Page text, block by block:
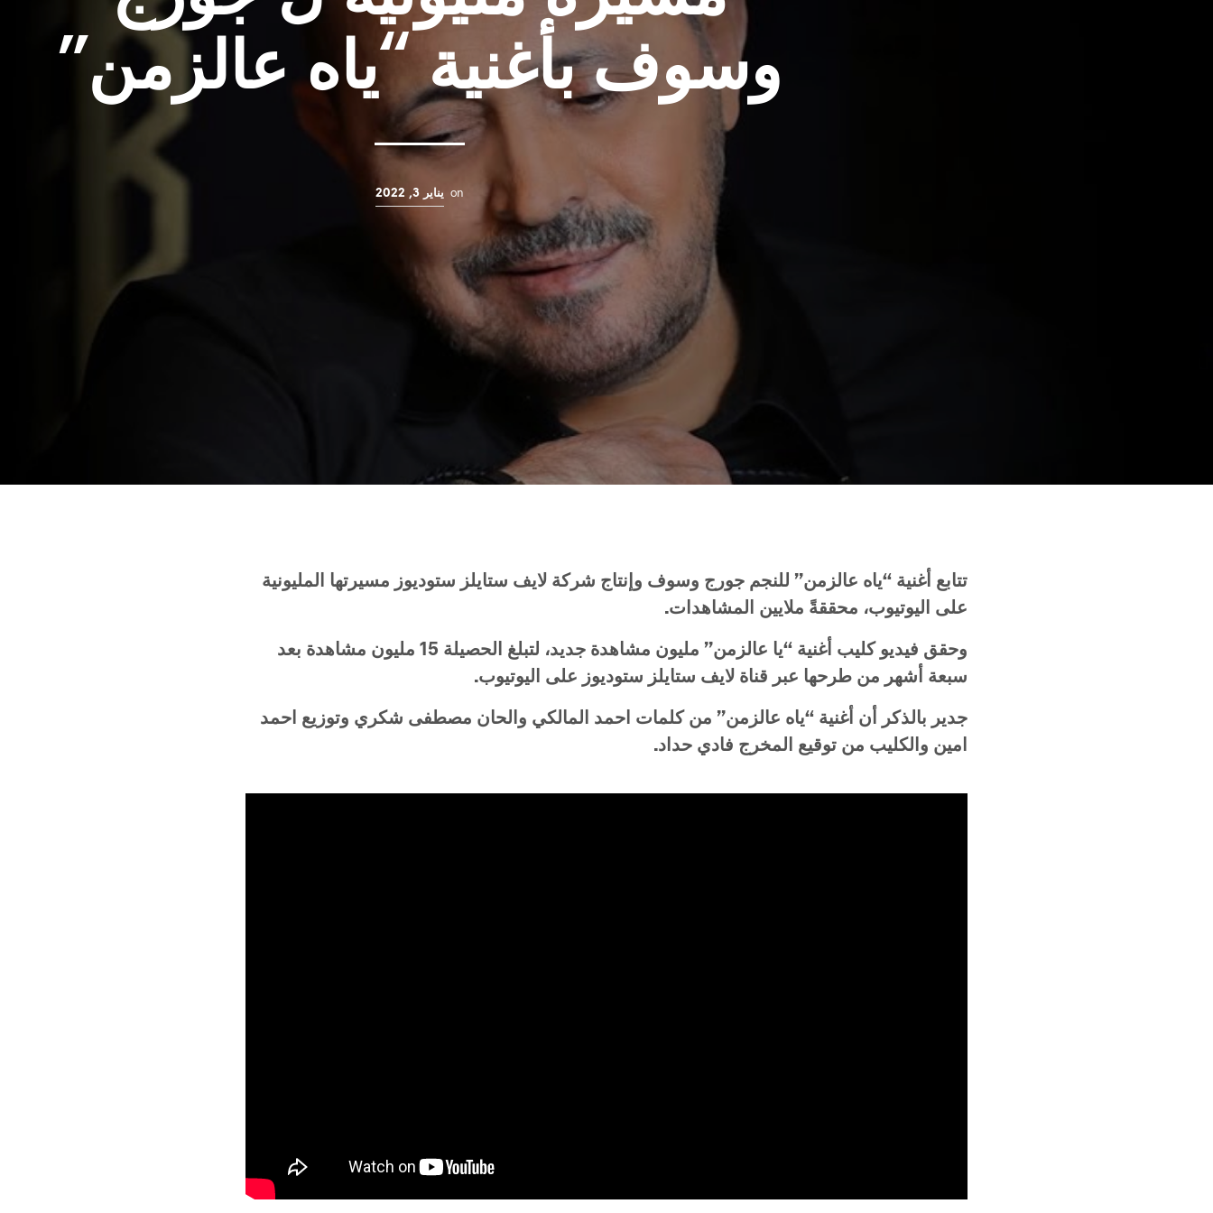
وسوف بأغنية “ياه عالزمن”
on يناير 3, 2022
تتابع أغنية “ياه عالزمن” للنجم جورج وسوف وإنتاج شركة لايف ستايلز ستوديوز مسيرتها المليونية
على اليوتيوب، محققةً ملايين المشاهدات.
وحقق فيديو كليب أغنية “يا عالزمن” مليون مشاهدة جديد، لتبلغ الحصيلة مليون مشاهدة بعد
سبعة أشهر من طرحها عبر قناة لايف ستايلز ستوديوز على اليوتيوب.
جدير بالذكر أن أغنية “ياه عالزمن” من كلمات احمد المالكي والحان مصطفى شكري وتوزيع احمد
امين والكليب من توقيع المخرج فادي حداد.